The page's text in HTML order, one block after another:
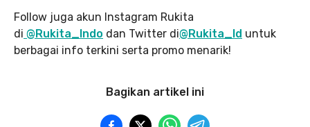
Follow juga akun Instagram Rukita
di @Rukita_Indo dan Twitter di@Rukita_Id untuk
berbagai info terkini serta promo menarik!
Bagikan artikel ini